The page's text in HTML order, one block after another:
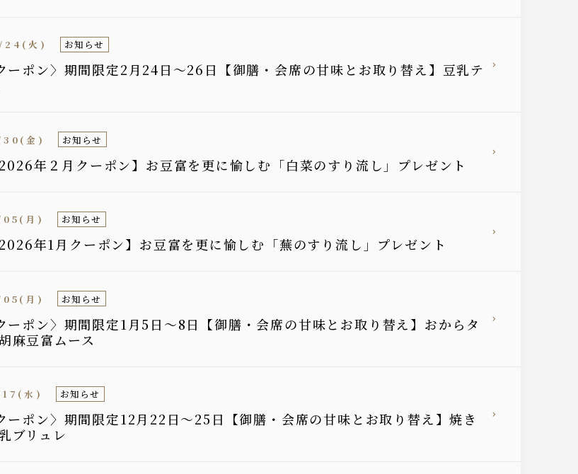
ーポン〉期間限定2月24日〜26日【御膳・会席の甘味とお取り替え】豆乳テ
火) お知らせ
年２月クーポン】お豆富を更に愉しむ「白菜のすり流し」プレゼント
金) お知らせ
年1月クーポン】お豆富を更に愉しむ「蕪のすり流し」プレゼント
月) お知らせ
ーポン〉期間限定1月5日〜8日【御膳・会席の甘味とお取り替え】おからタ
麻豆富ムース
月) お知らせ
ーポン〉期間限定12月22日〜25日【御膳・会席の甘味とお取り替え】焼き
ブリュレ
水) お知らせ